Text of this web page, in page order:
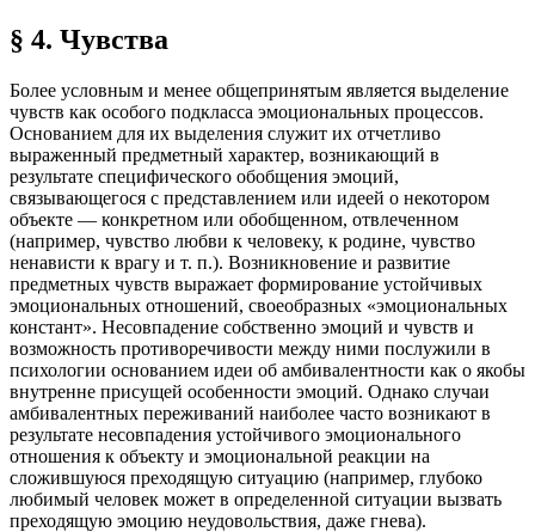
§ 4. Чувства
Более условным и менее общепринятым является выделение
чувств как особого подкласса эмоциональных процессов.
Основанием для их выделения служит их отчетливо
выраженный предметный характер, возникающий в
результате специфического обобщения эмоций,
связывающегося с представлением или идеей о некотором
объекте — конкретном или обобщенном, отвлеченном
(например, чувство любви к человеку, к родине, чувство
ненависти к врагу и т. п.). Возникновение и развитие
предметных чувств выражает формирование устойчивых
эмоциональных отношений, своеобразных «эмоциональных
констант». Несовпадение собственно эмоций и чувств и
возможность противоречивости между ними послужили в
психологии основанием идеи об амбивалентности как о якобы
внутренне присущей особенности эмоций. Однако случаи
амбивалентных переживаний наиболее часто возникают в
результате несовпадения устойчивого эмоционального
отношения к объекту и эмоциональной реакции на
сложившуюся преходящую ситуацию (например, глубоко
любимый человек может в определенной ситуации вызвать
преходящую эмоцию неудовольствия, даже гнева).